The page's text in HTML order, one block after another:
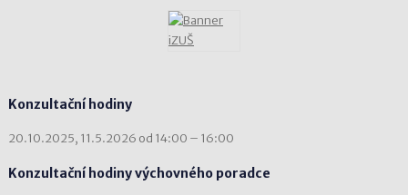
Konzultační hodiny
20.10.2025, 11.5.2026 od 14:00 – 16:00
Konzultační hodiny výchovného poradce